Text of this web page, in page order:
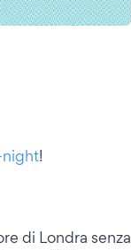
!
di Londra senza